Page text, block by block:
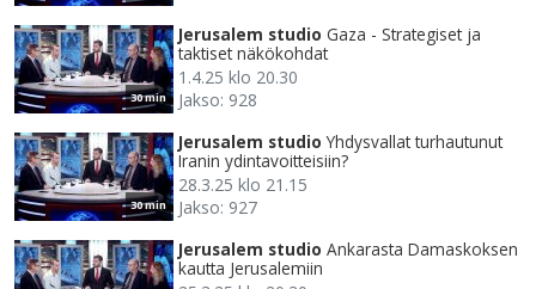
30 min
Jerusalem studio Gaza - Strategiset ja
taktiset näkökohdat
1.4.25 klo 20.30
Jakso: 928
30 min
Jerusalem studio Yhdysvallat turhautunut
Iranin ydintavoitteisiin?
28.3.25 klo 21.15
Jakso: 927
Jerusalem studio Ankarasta Damaskoksen
kautta Jerusalemiin